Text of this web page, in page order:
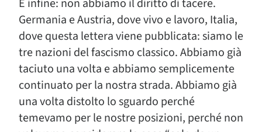
E infine: non abbiamo il diritto di tacere.
Germania e Austria, dove vivo e lavoro, Italia,
dove questa lettera viene pubblicata: siamo le
tre nazioni del fascismo classico. Abbiamo già
taciuto una volta e abbiamo semplicemente
continuato per la nostra strada. Abbiamo già
una volta distolto lo sguardo perché
temevamo per le nostre posizioni, perché non